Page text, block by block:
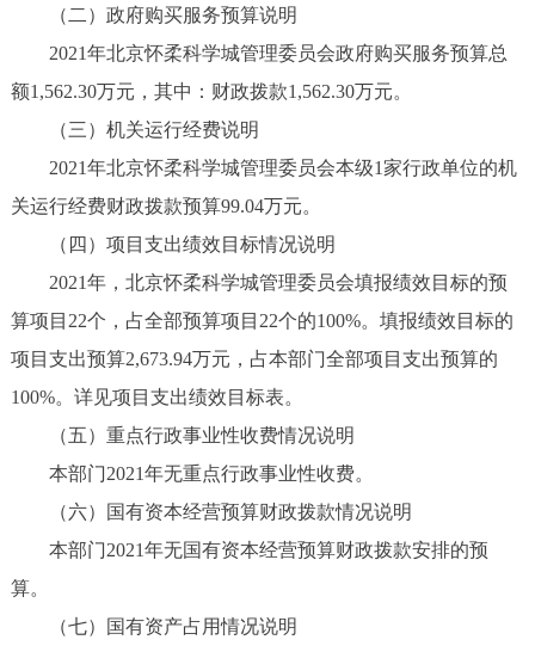
（二）政府购买服务预算说明
2021年北京怀柔科学城管理委员会政府购买服务预算总
额1,562.30万元，其中：财政拨款1,562.30万元。
（三）机关运行经费说明
2021年北京怀柔科学城管理委员会本级1家行政单位的机
关运行经费财政拨款预算99.04万元。
（四）项目支出绩效目标情况说明
2021年，北京怀柔科学城管理委员会填报绩效目标的预
算项目22个，占全部预算项目22个的100%。填报绩效目标的
项目支出预算2,673.94万元，占本部门全部项目支出预算的
100%。详见项目支出绩效目标表。
（五）重点行政事业性收费情况说明
本部门2021年无重点行政事业性收费。
（六）国有资本经营预算财政拨款情况说明
本部门2021年无国有资本经营预算财政拨款安排的预
算。
（七）国有资产占用情况说明